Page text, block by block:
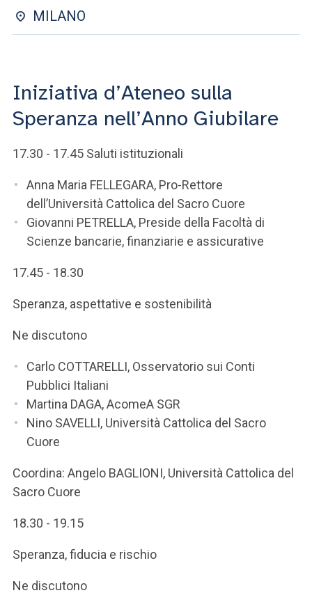
SEI UN DOCENTE O UN MEMBRO DELLO STAFF
MILANO
Iniziativa d’Ateneo sulla
Speranza nell’Anno Giubilare
17.30 - 17.45 Saluti istituzionali
Anna Maria FELLEGARA, Pro-Rettore
dell’Università Cattolica del Sacro Cuore
Giovanni PETRELLA, Preside della Facoltà di
Scienze bancarie, finanziarie e assicurative
17.45 - 18.30
Speranza, aspettative e sostenibilità
Ne discutono
Carlo COTTARELLI, Osservatorio sui Conti
Pubblici Italiani
Martina DAGA, AcomeA SGR
Nino SAVELLI, Università Cattolica del Sacro
Cuore
Coordina: Angelo BAGLIONI, Università Cattolica del
Sacro Cuore
18.30 - 19.15
Speranza, fiducia e rischio
Ne discutono